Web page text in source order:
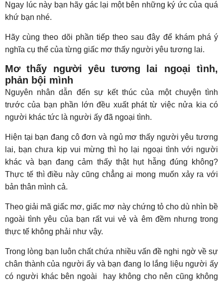
Ngay lúc này bạn hãy gác lại một bên những ký ức của quá
khứ bạn nhé.
Hãy cùng theo dõi phần tiếp theo sau đây để khám phá ý
nghĩa cụ thể của từng giấc mơ thấy người yêu tương lai.
Mơ thấy người yêu tương lai ngoại tình,
phản bội mình
Nguyên nhân dẫn đến sự kết thúc của một chuyện tình
trước của bạn phần lớn đều xuất phát từ việc nửa kia có
người khác tức là người ấy đã ngoại tình.
Hiện tại bạn đang cô đơn và ngủ mơ thấy người yêu tương
lai, bạn chưa kịp vui mừng thì họ lại ngoại tình với người
khác và bạn đang cảm thấy thật hụt hẫng đúng không?
Thực tế thì điều này cũng chẳng ai mong muốn xảy ra với
bản thân mình cả.
Theo giải mã giấc mơ, giấc mơ này chứng tỏ cho dù nhìn bề
ngoài tình yêu của bạn rất vui vẻ và êm đềm nhưng trong
thực tế không phải như vậy.
Trong lòng bạn luôn chất chứa nhiều vấn đề nghi ngờ về sự
chân thành của người ấy và bạn đang lo lắng liệu người ấy
có người khác bên ngoài hay không cho nên cũng không